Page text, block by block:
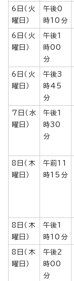
6日（火
曜日）
午後0
時10分
6日（火
曜日）
午後1
時00
分
6日（火
曜日）
午後3
時45
分
7日（水
曜日）
午後1
時30
分
8日（木
曜日）
午前11
時15分
8日（木
曜日）
午後1
時10分
8日（木
曜日）
午後2
時00
分